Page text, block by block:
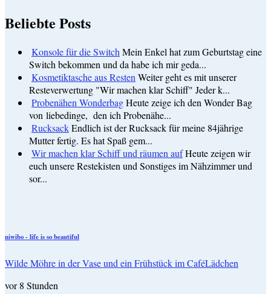
Beliebte Posts
Konsole für die Switch Mein Enkel hat zum Geburtstag eine
Switch bekommen und da habe ich mir geda...
Kosmetiktasche aus Resten Weiter geht es mit unserer
Resteverwertung "Wir machen klar Schiff" Jeder k...
Probenähen WonderbagHeute zeige ich den Wonder Bag
von liebedinge, den ich Probenähe...
RucksackEndlich ist der Rucksack für meine 84jährige
Mutter fertig. Es hat Spaß gem...
Wir machen klar Schiff und räumen aufHeute zeigen wir
euch unsere Restekisten und Sonstiges im Nähzimmer und
sor...
niwibo - life is so beautiful
Wilde Möhre in der Vase und ein Frühstück im CaféLädchen
vor 8 Stunden